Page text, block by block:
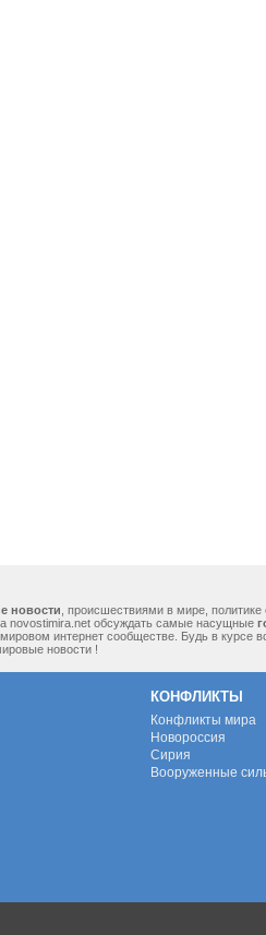
новости , происшествиями в мире,
novostimira.net обсуждать самые насущные
интернет сообществе. Будь в курсе
новости !
КОНФЛИКТЫ
Конфликты мира
Новороссия
Сирия
Вооруженные